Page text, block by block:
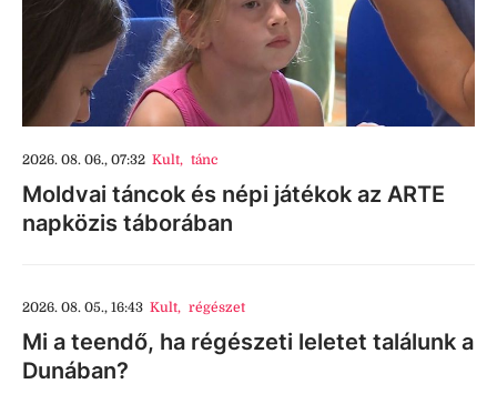
2026. 08. 06., 07:32 Kult, tánc
Moldvai táncok és népi játékok az ARTE
napközis táborában
2026. 08. 05., 16:43 Kult, régészet
Mi a teendő, ha régészeti leletet találunk a
Dunában?